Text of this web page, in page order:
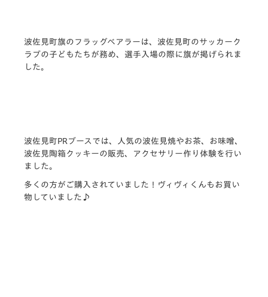
波佐見町旗のフラッグベアラーは、波佐見町のサッカーク
ラブの子どもたちが務め、選手入場の際に旗が掲げられま
した。
波佐見町PRブースでは、人気の波佐見焼やお茶、お味噌、
波佐見陶箱クッキーの販売、アクセサリー作り体験を行い
ました。
多くの方がご購入されていました！ヴィヴィくんもお買い
物していました♪